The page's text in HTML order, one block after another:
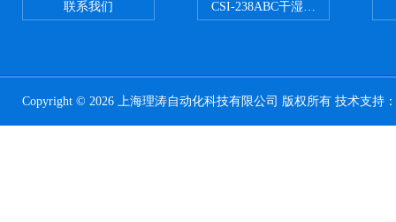
联系我们 CSI-238ABC干湿电动摩擦色牢度
Copyright © 2026 上海理涛自动化科技有限公司 版权所有 技术支持：